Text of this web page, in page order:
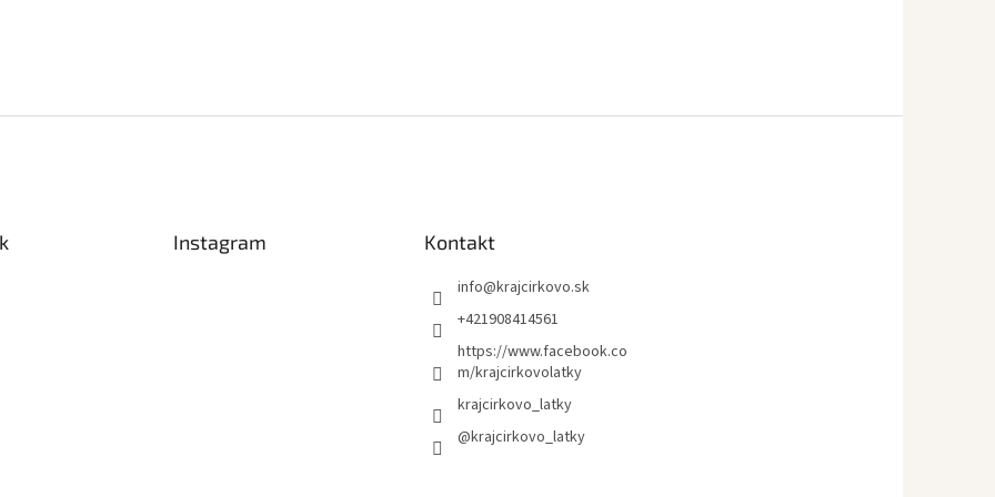
Instagram Kontakt
info@krajcirkovo.sk
+421908414561
https://www.facebook.co
m/krajcirkovolatky
krajcirkovo_latky
@krajcirkovo_latky